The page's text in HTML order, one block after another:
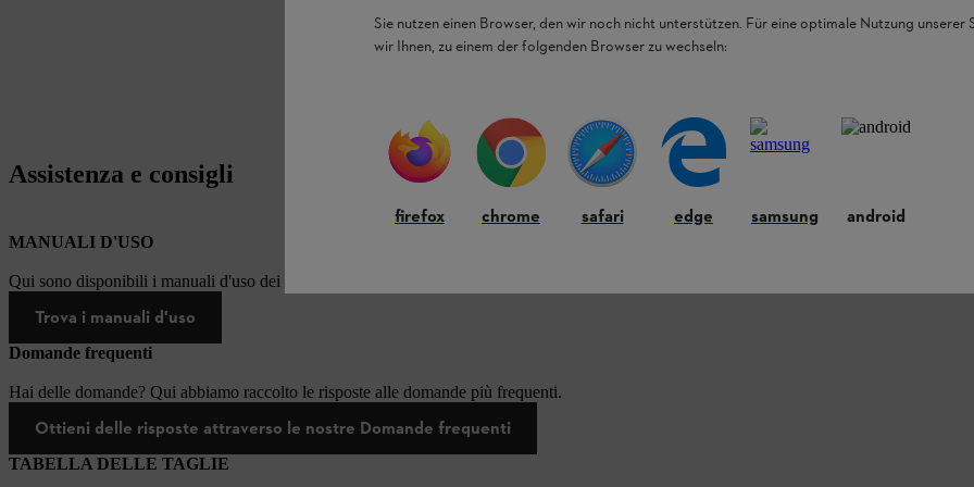
Assistenza e consigli
MANUALI D'USO
Qui sono disponibili i manuali d'uso dei prodotti STIHL.
Trova i manuali d'uso
Domande frequenti
Hai delle domande? Qui abbiamo raccolto le risposte alle domande più frequenti.
Ottieni delle risposte attraverso le nostre Domande frequenti
TABELLA DELLE TAGLIE
Sie nutzen einen Browser, den wir noch nicht unterstützen. Für eine optimale Nutzung unserer
wir Ihnen, zu einem der folgenden Browser zu wechseln:
firefox chrome safari edge samsung android